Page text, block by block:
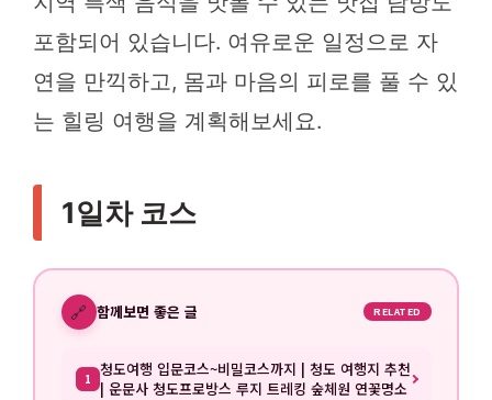
포함되어 있습니다. 여유로운 일정으로 자
연을 만끽하고, 몸과 마음의 피로를 풀 수 있
는 힐링 여행을 계획해보세요.
1일차 코스
🔗 함께보면 좋은 글 RELATED
1 청도여행 입문코스~비밀코스까지 | 청도 여행지 추천
| 운문사 청도프로방스 루지 트레킹 숲체원 연꽃명소